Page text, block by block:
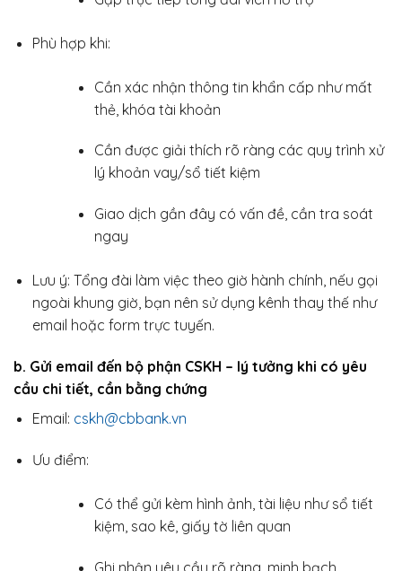
Phù hợp khi:
Cần xác nhận thông tin khẩn cấp như mất
thẻ, khóa tài khoản
Cần được giải thích rõ ràng các quy trình xử
lý khoản vay/sổ tiết kiệm
Giao dịch gần đây có vấn đề, cần tra soát
ngay
Lưu ý: Tổng đài làm việc theo giờ hành chính, nếu gọi
ngoài khung giờ, bạn nên sử dụng kênh thay thế như
email hoặc form trực tuyến.
b. Gửi email đến bộ phận CSKH – lý tưởng khi có yêu
cầu chi tiết, cần bằng chứng
Email: cskh@cbbank.vn
Ưu điểm:
Có thể gửi kèm hình ảnh, tài liệu như sổ tiết
kiệm, sao kê, giấy tờ liên quan
Ghi nhận yêu cầu rõ ràng, minh bạch